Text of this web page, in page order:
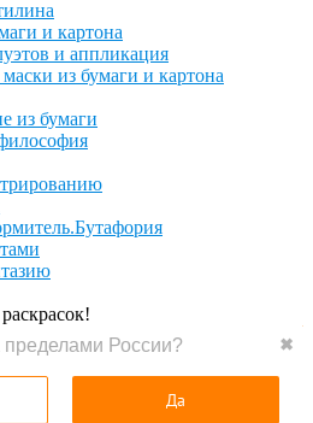
и картона
и аппликация
из бумаги и картона
из бумаги